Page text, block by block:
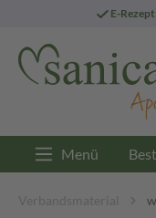
E-Rezept:
Menü
Verbandsmaterial